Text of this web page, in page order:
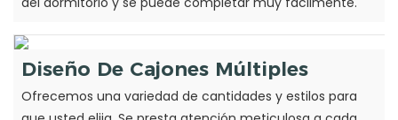
Diseño De Cajones Múltiples
Ofrecemos una variedad de cantidades y estilos para